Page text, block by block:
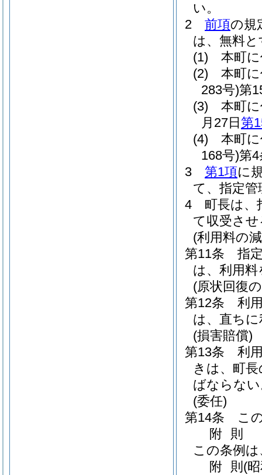
い。
2
前項の規
は、無料
(1)
本町
(2)
本町
283号)第
(3)
本町
月27日第
(4)
本町
168号)第
3
第1項に
て、指定
4
町長は、
て収受さ
(利用料の
第11条
指
は、利用
(原状回復
第12条
利
は、直ち
(損害賠償)
第13条
利
きは、町
ばならな
(委任)
第14条
こ
附 則
この条例
附 則 (